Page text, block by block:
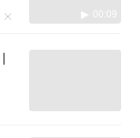
00:09